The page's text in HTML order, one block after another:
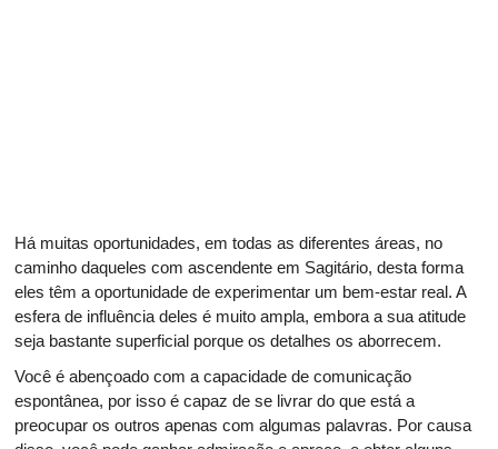
Há muitas oportunidades, em todas as diferentes áreas, no
caminho daqueles com ascendente em Sagitário, desta forma
eles têm a oportunidade de experimentar um bem-estar real. A
esfera de influência deles é muito ampla, embora a sua atitude
seja bastante superficial porque os detalhes os aborrecem.
Você é abençoado com a capacidade de comunicação
espontânea, por isso é capaz de se livrar do que está a
preocupar os outros apenas com algumas palavras. Por causa